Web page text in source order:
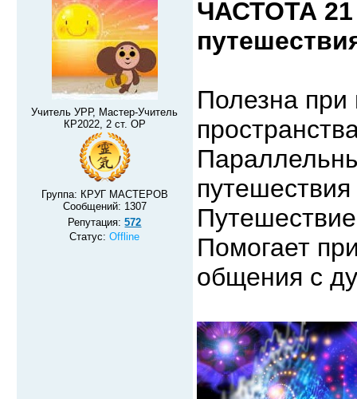
Учитель УРР, Мастер-Учитель
КР2022, 2 ст. ОР
Группа: КРУГ МАСТЕРОВ
Сообщений: 1307
Репутация:572
Статус:Offline
ЧАСТОТА 21
Полезна при
Помогает
общения с